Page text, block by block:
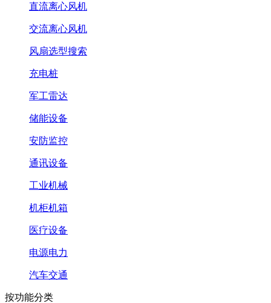
直流离心风机
交流离心风机
风扇选型搜索
充电桩
军工雷达
储能设备
安防监控
通讯设备
工业机械
机柜机箱
医疗设备
电源电力
汽车交通
按功能分类